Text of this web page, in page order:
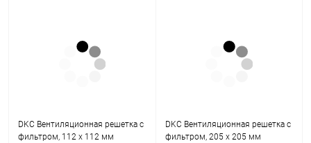
DKC Вентиляционная решетка с
фильтром, 112 x 112 мм
DKC Вентиляционная решетка с
фильтром, 205 x 205 мм